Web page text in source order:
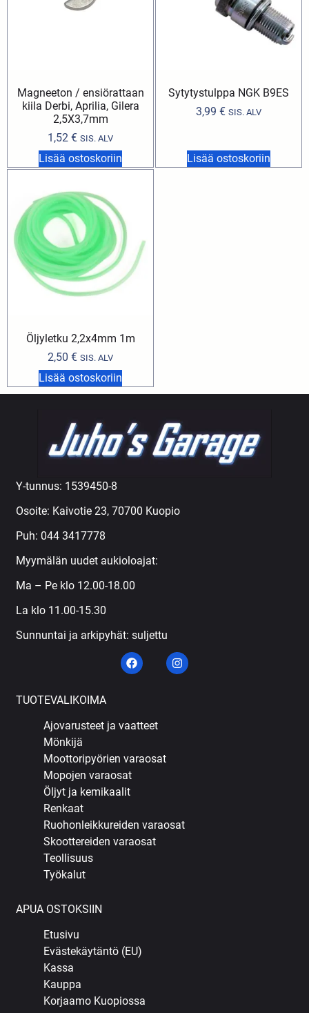
Magneeton / ensiörattaan
kiila Derbi, Aprilia, Gilera
2,5X3,7mm
1,52 € SIS. ALV
Lisää ostoskoriin
Sytytystulppa NGK B9ES
3,99 € SIS. ALV
Lisää ostoskoriin
Öljyletku 2,2x4mm 1m
2,50 € SIS. ALV
Lisää ostoskoriin
Y-tunnus: 1539450-8
Osoite: Kaivotie 23, 70700 Kuopio
Puh: 044 3417778
Myymälän uudet aukioloajat:
Ma – Pe klo 12.00-18.00
La klo 11.00-15.30
Sunnuntai ja arkipyhät: suljettu
TUOTEVALIKOIMA
Ajovarusteet ja vaatteet
Mönkijä
Moottoripyörien varaosat
Mopojen varaosat
Öljyt ja kemikaalit
Renkaat
Ruohonleikkureiden varaosat
Skoottereiden varaosat
Teollisuus
Työkalut
APUA OSTOKSIIN
Etusivu
Evästekäytäntö (EU)
Kassa
Kauppa
Korjaamo Kuopiossa